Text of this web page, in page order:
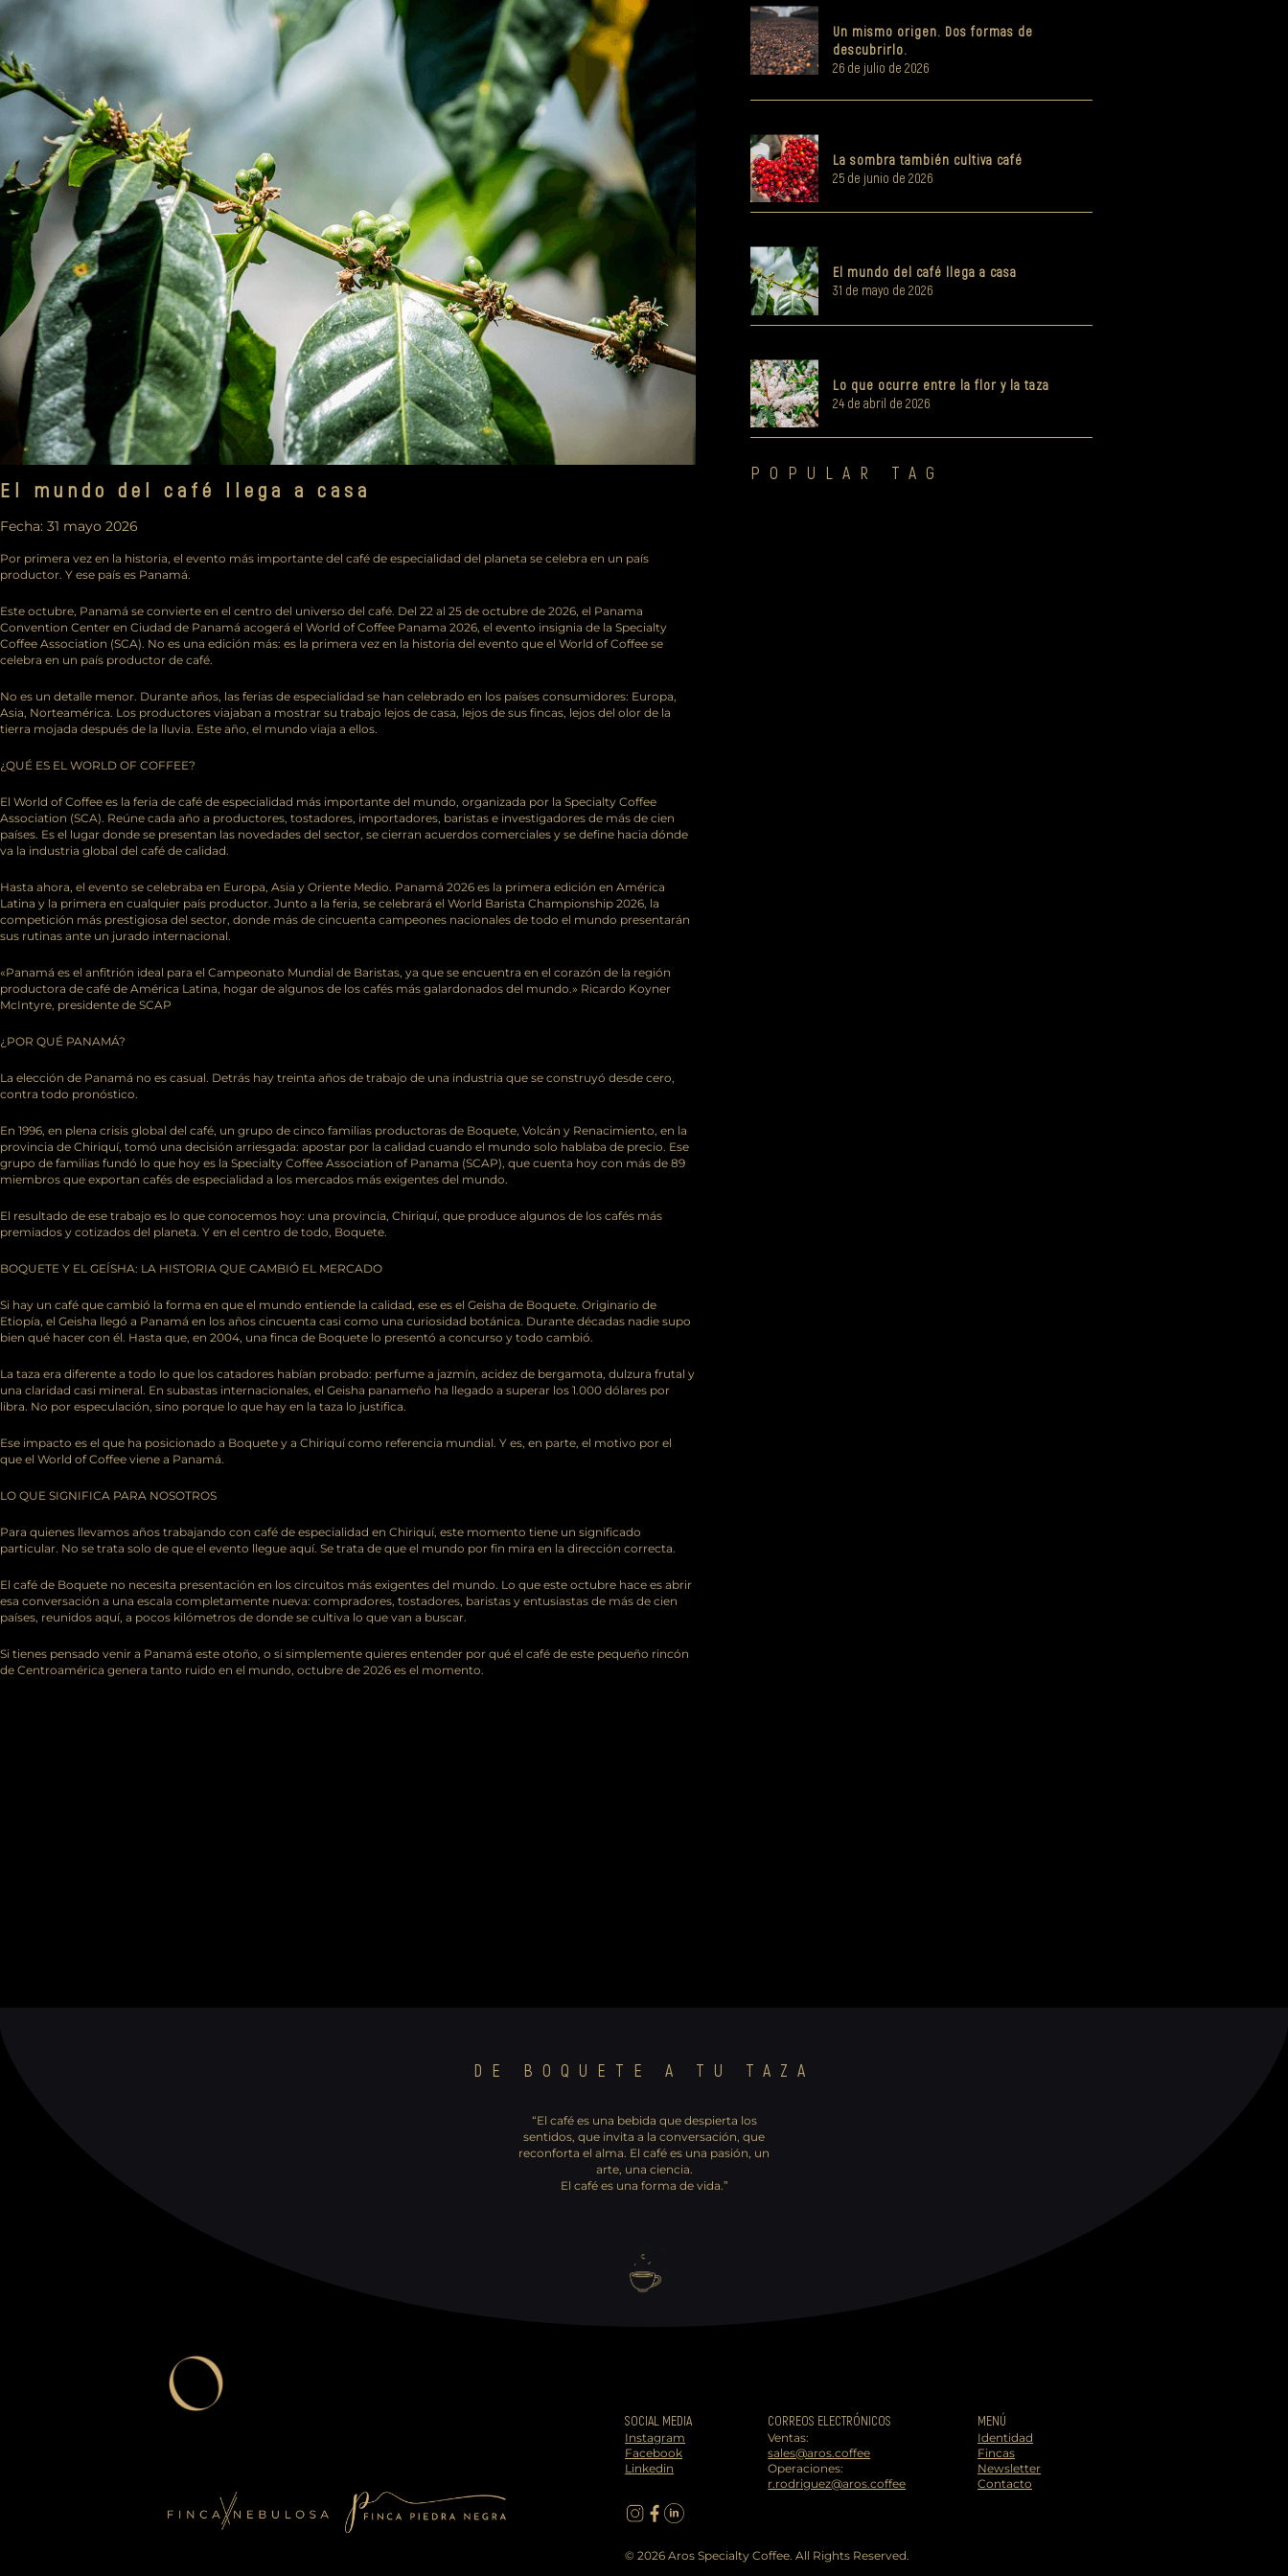
El mundo del café llega a casa
Fecha: 31 mayo 2026
Por primera vez en la historia, el evento más importante del café de especialidad del planeta se celebra en un país
productor. Y ese país es Panamá.
Este octubre, Panamá se convierte en el centro del universo del café. Del 22 al 25 de octubre de 2026, el Panama
Convention Center en Ciudad de Panamá acogerá el World of Coffee Panama 2026, el evento insignia de la Specialty
Coffee Association (SCA). No es una edición más: es la primera vez en la historia del evento que el World of Coffee se
celebra en un país productor de café.
No es un detalle menor. Durante años, las ferias de especialidad se han celebrado en los países consumidores: Europa,
Asia, Norteamérica. Los productores viajaban a mostrar su trabajo lejos de casa, lejos de sus fincas, lejos del olor de la
tierra mojada después de la lluvia. Este año, el mundo viaja a ellos.
¿QUÉ ES EL WORLD OF COFFEE?
El World of Coffee es la feria de café de especialidad más importante del mundo, organizada por la Specialty Coffee
Association (SCA). Reúne cada año a productores, tostadores, importadores, baristas e investigadores de más de cien
países. Es el lugar donde se presentan las novedades del sector, se cierran acuerdos comerciales y se define hacia dónde
va la industria global del café de calidad.
Hasta ahora, el evento se celebraba en Europa, Asia y Oriente Medio. Panamá 2026 es la primera edición en América
Latina y la primera en cualquier país productor. Junto a la feria, se celebrará el World Barista Championship 2026, la
competición más prestigiosa del sector, donde más de cincuenta campeones nacionales de todo el mundo presentarán
sus rutinas ante un jurado internacional.
«Panamá es el anfitrión ideal para el Campeonato Mundial de Baristas, ya que se encuentra en el corazón de la región
productora de café de América Latina, hogar de algunos de los cafés más galardonados del mundo.» Ricardo Koyner
McIntyre, presidente de SCAP
¿POR QUÉ PANAMÁ?
La elección de Panamá no es casual. Detrás hay treinta años de trabajo de una industria que se construyó desde cero,
contra todo pronóstico.
En 1996, en plena crisis global del café, un grupo de cinco familias productoras de Boquete, Volcán y Renacimiento, en la
provincia de Chiriquí, tomó una decisión arriesgada: apostar por la calidad cuando el mundo solo hablaba de precio. Ese
grupo de familias fundó lo que hoy es la Specialty Coffee Association of Panama (SCAP), que cuenta hoy con más de 89
miembros que exportan cafés de especialidad a los mercados más exigentes del mundo.
El resultado de ese trabajo es lo que conocemos hoy: una provincia, Chiriquí, que produce algunos de los cafés más
premiados y cotizados del planeta. Y en el centro de todo, Boquete.
BOQUETE Y EL GEÍSHA: LA HISTORIA QUE CAMBIÓ EL MERCADO
Si hay un café que cambió la forma en que el mundo entiende la calidad, ese es el Geisha de Boquete. Originario de
Etiopía, el Geisha llegó a Panamá en los años cincuenta casi como una curiosidad botánica. Durante décadas nadie supo
bien qué hacer con él. Hasta que, en 2004, una finca de Boquete lo presentó a concurso y todo cambió.
La taza era diferente a todo lo que los catadores habían probado: perfume a jazmín, acidez de bergamota, dulzura frutal y
una claridad casi mineral. En subastas internacionales, el Geisha panameño ha llegado a superar los 1.000 dólares por
libra. No por especulación, sino porque lo que hay en la taza lo justifica.
Ese impacto es el que ha posicionado a Boquete y a Chiriquí como referencia mundial. Y es, en parte, el motivo por el
que el World of Coffee viene a Panamá.
LO QUE SIGNIFICA PARA NOSOTROS
Para quienes llevamos años trabajando con café de especialidad en Chiriquí, este momento tiene un significado
particular. No se trata solo de que el evento llegue aquí. Se trata de que el mundo por fin mira en la dirección correcta.
El café de Boquete no necesita presentación en los circuitos más exigentes del mundo. Lo que este octubre hace es abrir
esa conversación a una escala completamente nueva: compradores, tostadores, baristas y entusiastas de más de cien
países, reunidos aquí, a pocos kilómetros de donde se cultiva lo que van a buscar.
Si tienes pensado venir a Panamá este otoño, o si simplemente quieres entender por qué el café de este pequeño rincón
de Centroamérica genera tanto ruido en el mundo, octubre de 2026 es el momento.
Un mismo origen. Dos formas de
descubrirlo.
26 de julio de 2026
La sombra también cultiva café
25 de junio de 2026
El mundo del café llega a casa
31 de mayo de 2026
Lo que ocurre entre la flor y la taza
24 de abril de 2026
POPULAR TAG
DE BOQUETE A TU TAZA
“El café es una bebida que despierta los
sentidos, que invita a la conversación, que
reconforta el ​alma. El café es una pasión, un
arte, una ciencia.
El café es una forma de vida.”
SOCIAL MEDIA
Instagram
Facebook
Linkedin
CORREOS ELECTRÓNICOS
Ventas:
sales@aros.coffee
Operaciones:
r.rodriguez@aros.coffee
MENÚ
Identidad
Fincas
Newsletter
Contacto
© 2026 Aros Specialty Coffee. All Rights Reserved.